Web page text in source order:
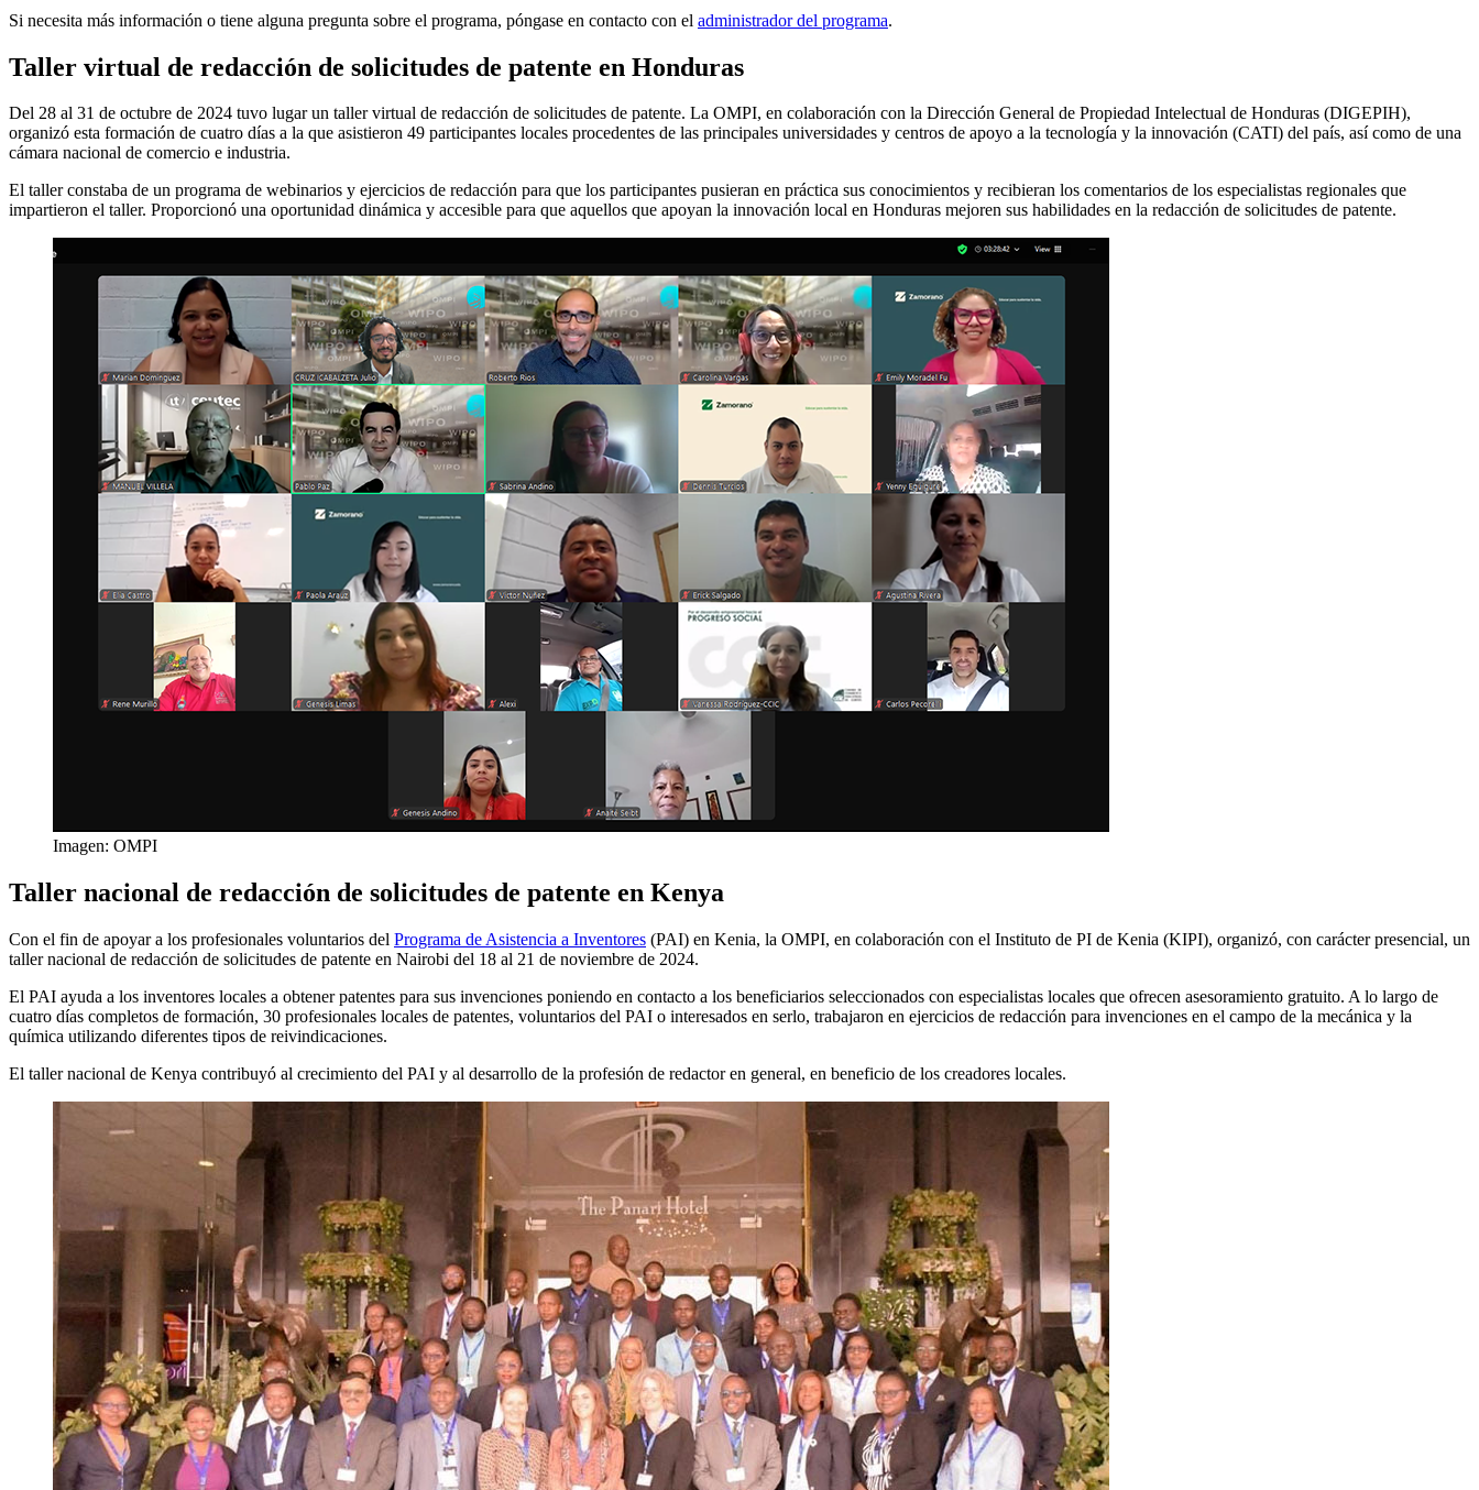
Si necesita más información o tiene alguna pregunta sobre el programa, póngase en contacto con el administrador del programa.
Taller virtual de redacción de solicitudes de patente en Honduras
Del 28 al 31 de octubre de 2024 tuvo lugar un taller virtual de redacción de solicitudes de patente. La OMPI, en colaboración con la Dirección General de Propiedad Intelectual de Honduras (DIGEPIH),
organizó esta formación de cuatro días a la que asistieron 49 participantes locales procedentes de las principales universidades y centros de apoyo a la tecnología y la innovación (CATI) del país, así como de una
cámara nacional de comercio e industria.
El taller constaba de un programa de webinarios y ejercicios de redacción para que los participantes pusieran en práctica sus conocimientos y recibieran los comentarios de los especialistas regionales que
impartieron el taller. Proporcionó una oportunidad dinámica y accesible para que aquellos que apoyan la innovación local en Honduras mejoren sus habilidades en la redacción de solicitudes de patente.
Imagen: OMPI
Taller nacional de redacción de solicitudes de patente en Kenya
Con el fin de apoyar a los profesionales voluntarios del Programa de Asistencia a Inventores (PAI) en Kenia, la OMPI, en colaboración con el Instituto de PI de Kenia (KIPI), organizó, con carácter presencial, un
taller nacional de redacción de solicitudes de patente en Nairobi del 18 al 21 de noviembre de 2024.
El PAI ayuda a los inventores locales a obtener patentes para sus invenciones poniendo en contacto a los beneficiarios seleccionados con especialistas locales que ofrecen asesoramiento gratuito. A lo largo de
cuatro días completos de formación, 30 profesionales locales de patentes, voluntarios del PAI o interesados en serlo, trabajaron en ejercicios de redacción para invenciones en el campo de la mecánica y la
química utilizando diferentes tipos de reivindicaciones.
El taller nacional de Kenya contribuyó al crecimiento del PAI y al desarrollo de la profesión de redactor en general, en beneficio de los creadores locales.